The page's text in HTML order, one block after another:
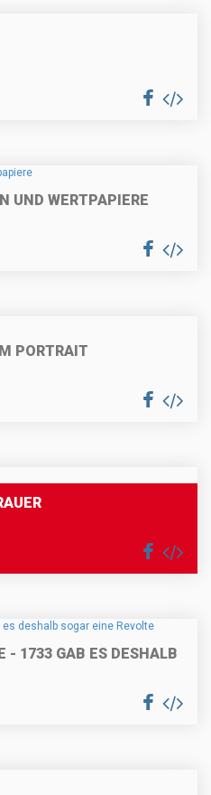
UND WERTPAPIERE
PORTRAIT
- 1733 GAB ES DESHALB